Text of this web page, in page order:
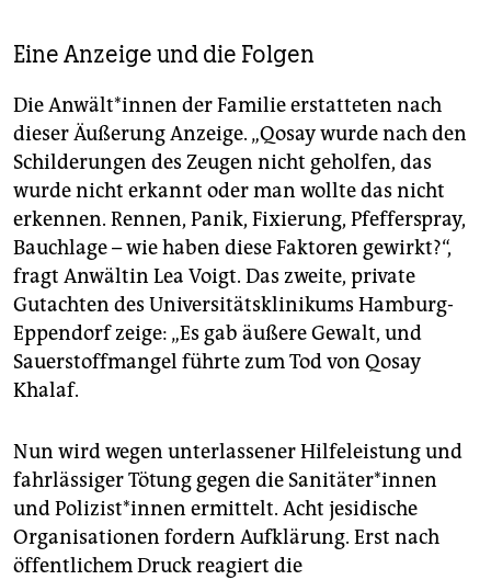
Eine Anzeige und die Folgen
Die An­wäl­t*in­nen der Familie erstatteten nach
dieser Äußerung Anzeige. „Qosay wurde nach den
Schilderungen des Zeugen nicht geholfen, das
wurde nicht erkannt oder man wollte das nicht
erkennen. Rennen, Panik, Fixierung, Pfefferspray,
Bauchlage – wie haben diese Faktoren gewirkt?“,
fragt Anwältin Lea Voigt. Das zweite, private
Gutachten des Universitätsklinikums Hamburg-
Eppendorf zeige: „Es gab äußere Gewalt, und
Sauer­stoffmangel führte zum Tod von Qosay
Khalaf.
Nun wird wegen unterlassener Hilfeleistung und
fahrlässiger Tötung gegen die Sa­ni­tä­te­r*in­nen
und Po­li­zis­t*in­nen ermittelt. Acht jesidische
Organisationen fordern Aufklärung. Erst nach
öffentlichem Druck reagiert die